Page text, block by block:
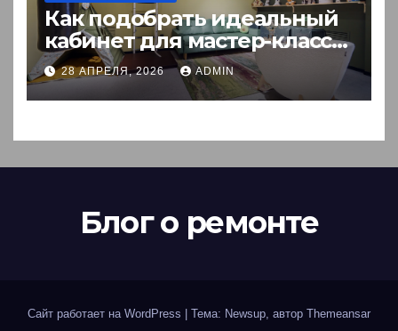
Как подобрать идеальный
кабинет для мастер-класса:
пошаговый гид
28 АПРЕЛЯ, 2026 ADMIN
Блог о ремонте
Сайт работает на WordPress Тема: Newsup, автор Themeansar